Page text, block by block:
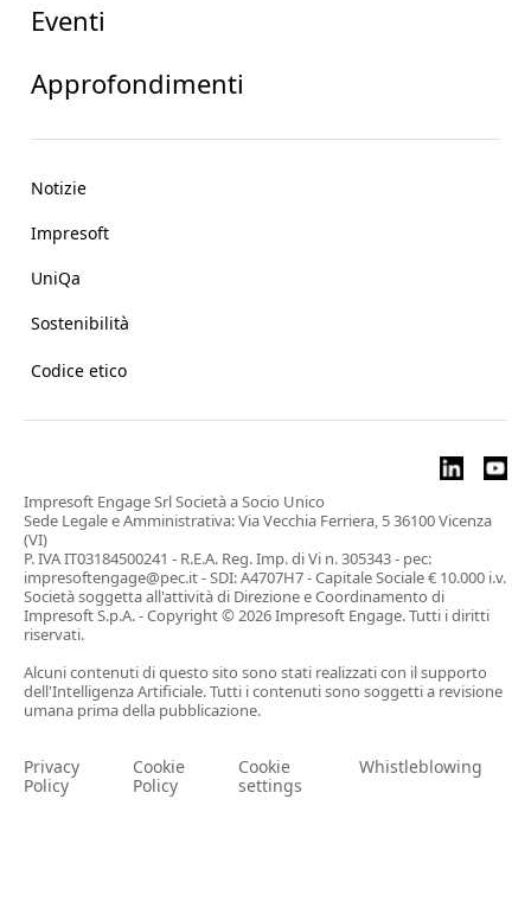
Eventi
Approfondimenti
Notizie
Impresoft
UniQa
Sostenibilità
Codice etico
Impresoft Engage Srl Società a Socio Unico
Sede Legale e Amministrativa: Via Vecchia Ferriera, 5 36100 Vicenza
(VI)
P. IVA IT03184500241 - R.E.A. Reg. Imp. di Vi n. 305343 - pec:
impresoftengage@pec.it - SDI: A4707H7 - Capitale Sociale € 10.000 i.v.
Società soggetta all'attività di Direzione e Coordinamento di
Impresoft S.p.A. - Copyright © 2026 Impresoft Engage. Tutti i diritti
riservati.
Alcuni contenuti di questo sito sono stati realizzati con il supporto
dell'Intelligenza Artificiale. Tutti i contenuti sono soggetti a revisione
umana prima della pubblicazione.
Privacy
Policy
Cookie
Policy
Cookie
settings
Whistleblowing